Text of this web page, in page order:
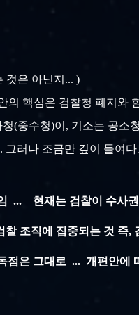
것은 아닌지... )
의 핵심은 검찰청 폐지 와
(중수청)이, 기소는 공소
그러나 조금만 깊이 들여
... 현재는 검찰이 수사
조직에 집중되는 것 즉
점은 그대로 ... 개편안에